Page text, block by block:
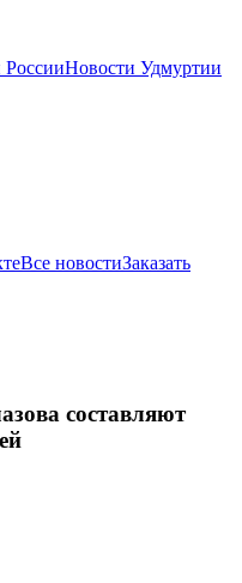
РоссииНовости Удмуртии
Все новостиЗаказать
составляют